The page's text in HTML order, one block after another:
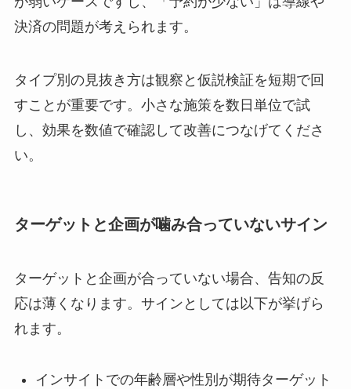
決済の問題が考えられます。
タイプ別の見抜き方は観察と仮説検証を短期で回
すことが重要です。小さな施策を数日単位で試
し、効果を数値で確認して改善につなげてくださ
い。
ターゲットと企画が噛み合っていないサイン
ターゲットと企画が合っていない場合、告知の反
応は薄くなります。サインとしては以下が挙げら
れます。
インサイトでの年齢層や性別が期待ターゲット